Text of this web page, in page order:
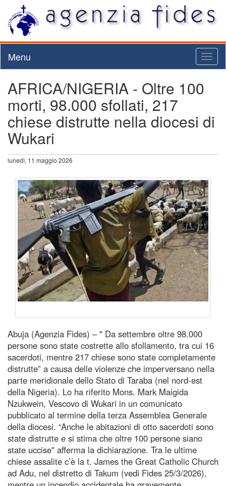
Menu
AFRICA/NIGERIA - Oltre 100
morti, 98.000 sfollati, 217
chiese distrutte nella diocesi di
Wukari
lunedì, 11 maggio 2026
Abuja (Agenzia Fides) – " Da settembre oltre 98.000
persone sono state costrette allo sfollamento, tra cui 16
sacerdoti, mentre 217 chiese sono state completamente
distrutte” a causa delle violenze che imperversano nella
parte meridionale dello Stato di Taraba (nel nord-est
della Nigeria). Lo ha riferito Mons. Mark Maigida
Nzukwein, Vescovo di Wukari in un comunicato
pubblicato al termine della terza Assemblea Generale
della diocesi. “Anche le abitazioni di otto sacerdoti sono
state distrutte e si stima che oltre 100 persone siano
state uccise" afferma la dichiarazione. Tra le ultime
chiese assalite c’è la t. James the Great Catholic Church
ad Adu, nel distretto di Takum (vedi Fides 25/3/2026),